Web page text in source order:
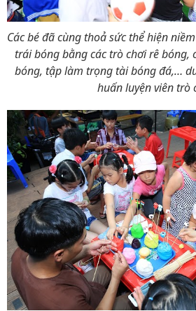
Các bé đã cùng thoả sức thể hiện
trái bóng bằng các trò chơi rê bóng,
bóng, tập làm trọng tài bóng đá,…
huấn luyện viên trò